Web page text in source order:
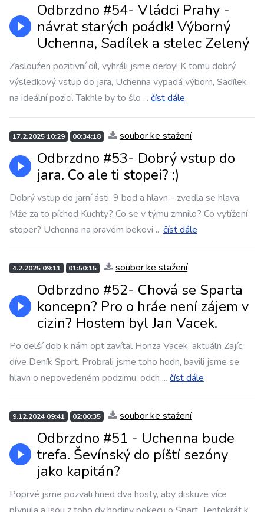
Odbrzdno #54- Vládci Prahy -
návrat starých poádk! Výborný
Uchenna, Sadílek a stelec Zelený
Zasloužen pozitivní díl, vyhráli jsme derby! K tomu dobrý
výsledkový vstup do jara, Uchenna vypadá výborn, Sadílek
na ideální pozici. Takhle by to šlo ... číst dále
17.2.2025 10:29 00:34:18 soubor ke stažení
Odbrzdno #53- Dobrý vstup do
jara. Co ale ti stopei? :)
Dobrý vstup do jarní ásti, 9 bod a hlavn - zvedla se hlava.
Mže za to píchod Kuchty? Co se v týmu zmnilo? Co vytížení
stoper? Uchenna na pravém bekovi ... číst dále
4.2.2025 09:11 01:50:15 soubor ke stažení
Odbrzdno #52- Chová se Sparta
koncepn? Pro o hráe není zájem v
cizin? Hostem byl Jan Vacek.
Po delší dob k nám opt zavítal Honza Vacek, aktuáln Zajíc,
díve Deník Sport. Probrali jsme toho hodn, bavili jsme se
hlavn o nepovedeném podzimu, odch ... číst dále
9.12.2024 09:41 02:00:35 soubor ke stažení
Odbrzdno #51 - Uchenna bude
trefa. Ševínský do píští sezóny
jako kapitán?
Poprvé jsme pozvali hned dva hosty, aby diskuze více